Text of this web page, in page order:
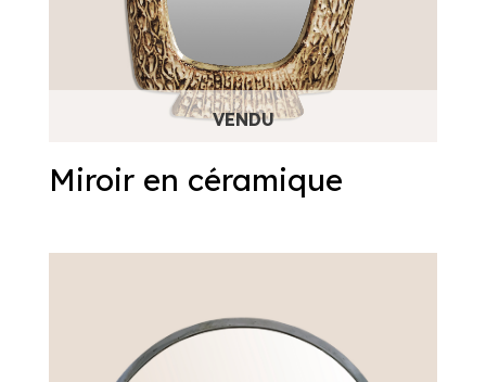
Miroir en céramique